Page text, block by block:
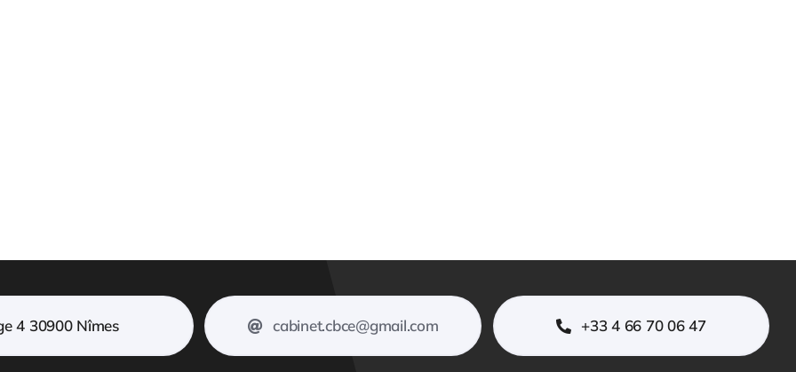
4 30900 Nîmes cabinet.cbce@gmail.com +33 4 66 70 06 47